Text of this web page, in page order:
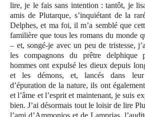
lire, je le fais sans intention : tantôt, je
amis de Plutarque, s’inquiétant de la
Delphes, et ma foi, il m’a semblé que
familière que tous les romans du monde
– et, songé-je avec un peu de tristesse,
les compagnons du prêtre delphique
hommes ont expulsé les dieux depuis
et les démons, et, lancés dans leur
d’épuration de la nature, ils ont
et l’âme et l’esprit et maintenant, je suis
bien. J’ai désormais tout le loisir de lire
l’ami d’Ammonios et de Lamprias,